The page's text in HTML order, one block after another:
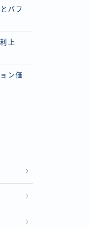
バフ
上
ン価